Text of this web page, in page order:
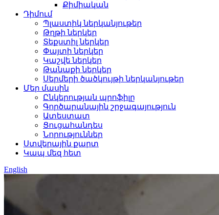
Քիմիական
Դիմում
Պլաստիկ ներկանյութեր
Թղթի ներկեր
Տեքստիլ ներկեր
Փայտի ներկեր
Կաշվե ներկեր
Թանաքի ներկեր
Սերմերի ծածկույթի ներկանյութեր
Մեր մասին
Ընկերության պրոֆիլը
Գործարանային շրջագայություն
Ատեստատ
Ցուցահանդես
Նորություններ
Ստվերային քարտ
Կապ մեզ հետ
English